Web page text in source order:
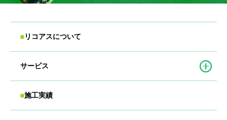
リコアスについて
サービス
施工実績